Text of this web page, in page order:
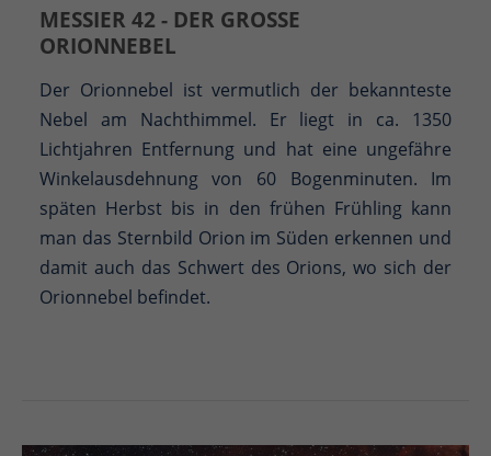
MESSIER 42 - DER GROSSE O
RIONNEBEL
Der Orionnebel ist vermutlich der bekannteste
Nebel am Nachthimmel. Er liegt in ca. 1350
Lichtjahren Entfernung und hat eine ungefähre
Winkelausdehnung von 60 Bogenminuten. Im
späten Herbst bis in den frühen Frühling kann
man das Sternbild Orion im Süden erkennen und
damit auch das Schwert des Orions, wo sich der
Orionnebel befindet.